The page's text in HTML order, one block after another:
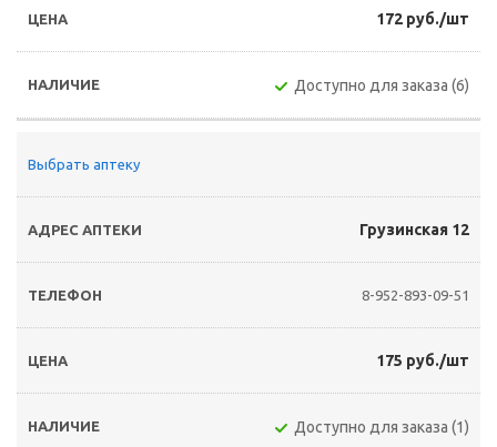
172 руб./шт
Доступно для заказа (6)
Выбрать аптеку
Грузинская 12
8-952-893-09-51
175 руб./шт
Доступно для заказа (1)